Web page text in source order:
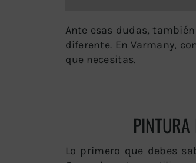
Ante esas dudas,
diferente. En Varmany,
que necesitas.
Lo primero que debes